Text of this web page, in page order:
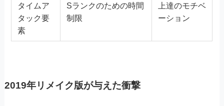
タイムア
タック要
素
Sランクのための時間
制限
上達のモチベ
ーション
2019年リメイク版が与えた衝撃